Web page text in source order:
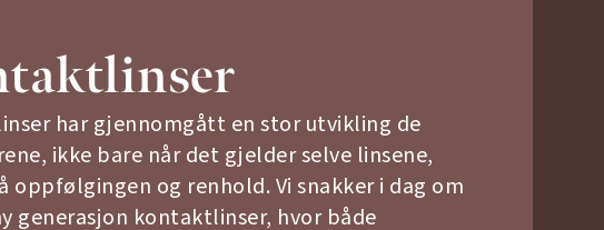
har gjennomgått en stor utvikling de
ikke bare når det gjelder selve linsene,
oppfølgingen og renhold. Vi snakker i dag om
generasjon kontaktlinser, hvor både